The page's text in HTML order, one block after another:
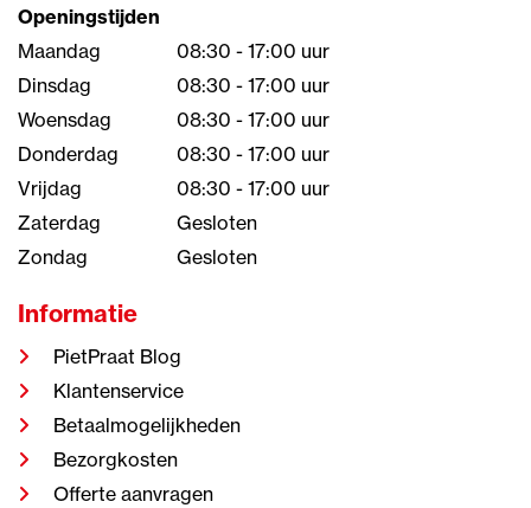
Openingstijden
Maandag
08:30 - 17:00 uur
Dinsdag
08:30 - 17:00 uur
Woensdag
08:30 - 17:00 uur
Donderdag
08:30 - 17:00 uur
Vrijdag
08:30 - 17:00 uur
Zaterdag
Gesloten
Zondag
Gesloten
Informatie
PietPraat Blog
Klantenservice
Betaalmogelijkheden
Bezorgkosten
Offerte aanvragen